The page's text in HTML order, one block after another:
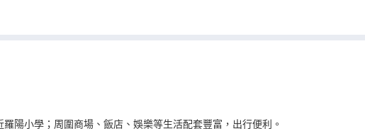
陽小學；周圍商場、飯店、娛樂等生活配套豐富，出行便利。